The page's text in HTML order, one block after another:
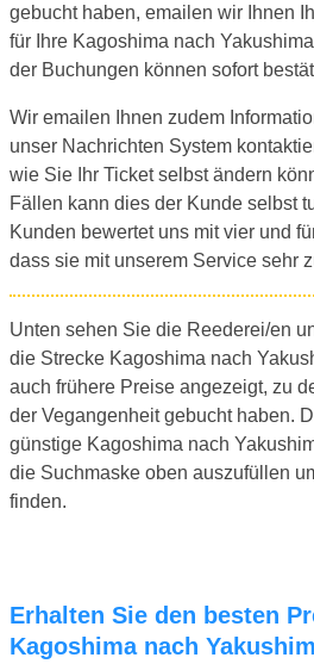
gebucht haben, emailen wir Ihnen
für Ihre Kagoshima nach
der Buchungen können sofort
Wir emailen Ihnen zudem
unser Nachrichten System
wie Sie Ihr Ticket selbst ändern
Fällen kann dies der Kunde selbst
Kunden bewertet uns mit vier und
dass sie mit unserem Service sehr
Unten sehen Sie die Reederei/en
die Strecke Kagoshima nach
auch frühere Preise angezeigt, zu
der Vegangenheit gebucht haben.
günstige Kagoshima nach
die Suchmaske oben auszufüllen
finden.
Erhalten Sie den besten Preis für Ihre
Kagoshima nach